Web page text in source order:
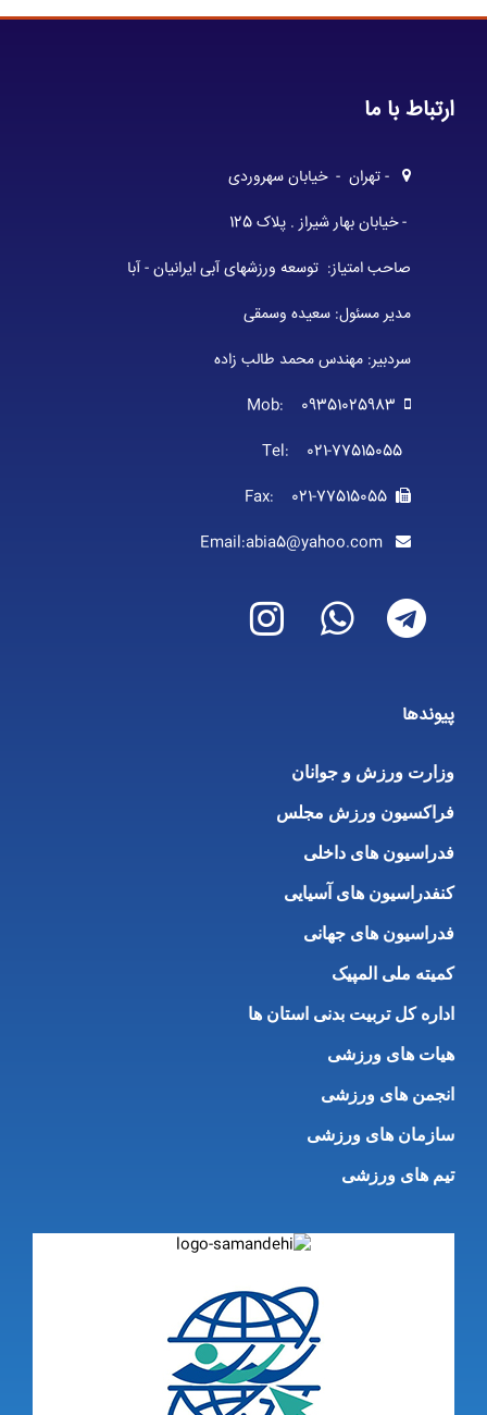
ارتباط با ما
- تهران - خیابان سهروردی
- خیابان بهار شیراز . پلاک 125
صاحب امتیاز: توسعه ورزشهای آبی ایرانیان - آبا
مدیر مسئول: سعیده وسمقی
سردبیر: مهندس محمد طالب زاده
پیوندها
وزارت ورزش و جوانان
فراکسیون ورزش مجلس
فدراسیون های داخلی
کنفدراسیون های آسیایی
فدراسیون های جهانی
کمیته ملی المپیک
اداره کل تربیت بدنی استان ها
هیات های ورزشی
انجمن های ورزشی
سازمان های ورزشی
تیم های ورزشی